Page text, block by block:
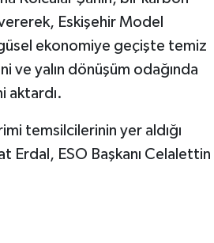
Eskişehir Model
ekonomiye geçişte temiz
ve yalın dönüşüm odağında
aktardı.
temsilcilerinin yer aldığı
Erdal, ESO Başkanı Celalettin